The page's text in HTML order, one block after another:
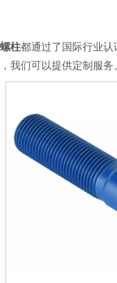
柱都通过了国际行业
我们可以提供定制服务。